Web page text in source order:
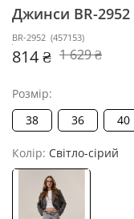
Джинси BR-2952
BR-2952 (457153)
814 ₴ 1 629 ₴
Розмір:
38
36 40
Колір: Світло-сірий